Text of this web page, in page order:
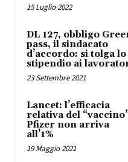
15 Luglio 2022
DL 127, obbligo
pass, il sindacato
d’accordo: si tolga lo
stipendio ai
23 Settembre 2021
Lancet: l’efficacia
relativa del
Pfizer non arriva
all’1%
19 Maggio 2021